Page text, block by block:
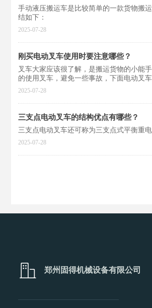
手动液压搬运车是比较简单的一款货物搬
结如下：
2025-07-28
刚买电动叉车使用时要注意哪些？
叉车大家应该很了解，是搬运货物的小能
的使用叉车，避免一些事故，下面电动叉
2025-07-28
三支点电动叉车的结构优点有哪些？
三支点电动叉车还可称为三支点式平衡重
2025-07-28
郑州固得机械设备有限公司
ꀶ